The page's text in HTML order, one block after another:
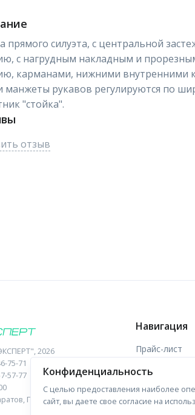
прямого силуэта, с центральной
с нагрудным накладным и
карманами, нижними внутренними
манжеты рукавов регулируются по
"стойка".
отзыв
, 2026
75-71
57-77
Пугачева, 10 к1, оф.23
Навигация
Прайс-лист
Отзывы
Форма связи
Конфиденциальность
С целью предоставления наиболее
сайт, вы даете свое согласие на